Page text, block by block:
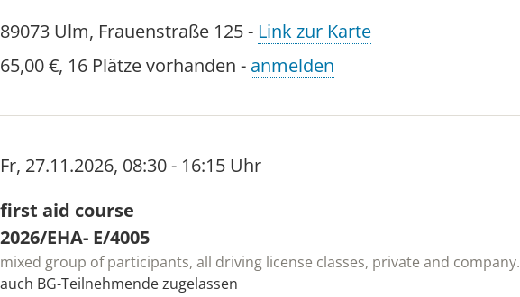
89073 Ulm, Frauenstraße 125- Link zur Karte
65,00 €, 16 Plätze vorhanden - anmelden
Fr, 27.11.2026, 08:30 - 16:15 Uhr
first aid course
2026/EHA- E/4005
mixed group of participants, all driving license classes, private and company.
auch BG-Teilnehmende zugelassen